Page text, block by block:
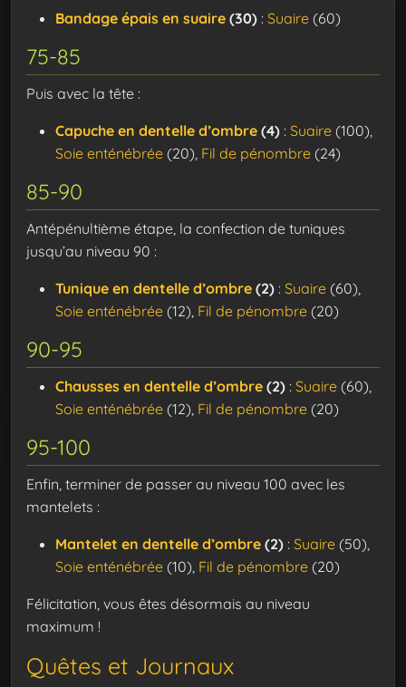
Bandage épais en suaire (30) : Suaire (60)
75-85
Puis avec la tête :
Capuche en dentelle d’ombre (4) : Suaire (100),
Soie enténébrée (20), Fil de pénombre (24)
85-90
Antépénultième étape, la confection de tuniques
jusqu’au niveau 90 :
Tunique en dentelle d’ombre (2) : Suaire (60),
Soie enténébrée (12), Fil de pénombre (20)
90-95
Chausses en dentelle d’ombre (2) : Suaire (60),
Soie enténébrée (12), Fil de pénombre (20)
95-100
Enfin, terminer de passer au niveau 100 avec les
mantelets :
Mantelet en dentelle d’ombre (2) : Suaire (50),
Soie enténébrée (10), Fil de pénombre (20)
Félicitation, vous êtes désormais au niveau
maximum !
Quêtes et Journaux